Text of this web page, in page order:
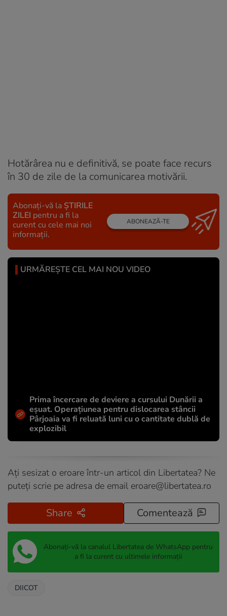
Hotărârea nu e definitivă, se poate face recurs
în 30 de zile de la comunicarea motivării.
Abonați-vă la ȘTIRILE
ZILEI pentru a fi la
curent cu cele mai noi
informații.
ABONEAZĂ-TE
URMĂREȘTE CEL MAI NOU VIDEO
Prima încercare de deviere a cursului Dunării a
eșuat. Operațiunea pentru dislocarea stâncii
Pârjoaia va fi reluată luni cu o cantitate dublă de
explozibil
Ați sesizat o eroare într-un articol din Libertatea? Ne
puteți scrie pe adresa de email eroare@libertatea.ro
Share Comentează
Abonați-vă la canalul Libertatea de WhatsApp pentru
a fi la curent cu ultimele informații
DIICOT